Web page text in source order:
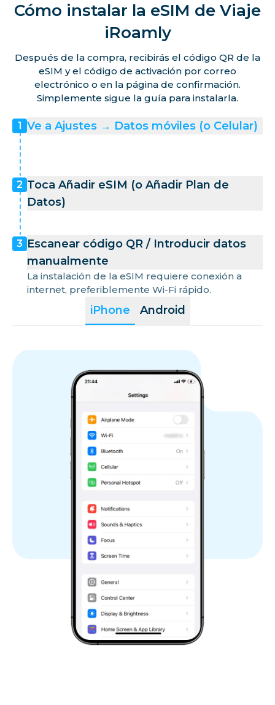
Cómo instalar la eSIM de Viaje
iRoamly
Después de la compra, recibirás el código QR de la
eSIM y el código de activación por correo
electrónico o en la página de confirmación.
Simplemente sigue la guía para instalarla.
iPhone Android
1 Ve a Ajustes → Datos móviles (o Celular)
2 Toca Añadir eSIM (o Añadir Plan de
Datos)
3 Escanear código QR / Introducir datos
manualmente
La instalación de la eSIM requiere conexión a
internet, preferiblemente Wi-Fi rápido.